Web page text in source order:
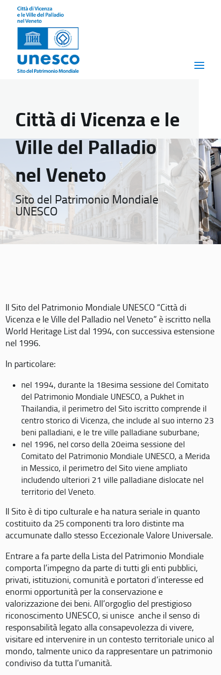
Città di Vicenza e le
Ville del Palladio
nel Veneto
Sito del Patrimonio Mondiale
UNESCO
Il Sito del Patrimonio Mondiale UNESCO “Città di
Vicenza e le Ville del Palladio nel Veneto” è iscritto nella
World Heritage List dal 1994, con successiva estensione
nel 1996.
In particolare:
nel 1994, durante la 18esima sessione del Comitato
del Patrimonio Mondiale UNESCO, a Pukhet in
Thailandia, il perimetro del Sito iscritto comprende il
centro storico di Vicenza, che include al suo interno 23
beni palladiani, e le tre ville palladiane suburbane;
nel 1996, nel corso della 20eima sessione del
Comitato del Patrimonio Mondiale UNESCO, a Merida
in Messico, il perimetro del Sito viene ampliato
includendo ulteriori 21 ville palladiane dislocate nel
territorio del Veneto.
Il Sito è di tipo culturale e ha natura seriale in quanto
costituito da 25 componenti tra loro distinte ma
accumunate dallo stesso Eccezionale Valore Universale.
Entrare a fa parte della Lista del Patrimonio Mondiale
comporta l’impegno da parte di tutti gli enti pubblici,
privati, istituzioni, comunità e portatori d’interesse ed
enormi opportunità per la conservazione e
valorizzazione dei beni. All’orgoglio del prestigioso
riconoscimento UNESCO, si unisce anche il senso di
responsabilità legato alla consapevolezza di vivere,
visitare ed intervenire in un contesto territoriale unico al
mondo, talmente unico da rappresentare un patrimonio
condiviso da tutta l’umanità.